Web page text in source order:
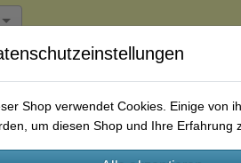
berlin
Shop verwendet Cookies. Einige von
um diesen Shop und Ihre Erfahrung